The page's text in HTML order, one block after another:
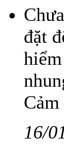
đặt
16/